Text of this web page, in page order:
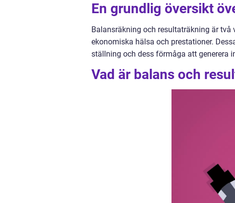
En grundlig översikt
Balansräkning och resultaträkning är
ekonomiska hälsa och prestationer.
ställning och dess förmåga att generera
Vad är balans och